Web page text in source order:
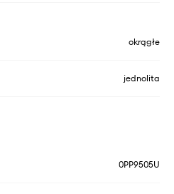
okrągłe
jednolita
0PP9505U